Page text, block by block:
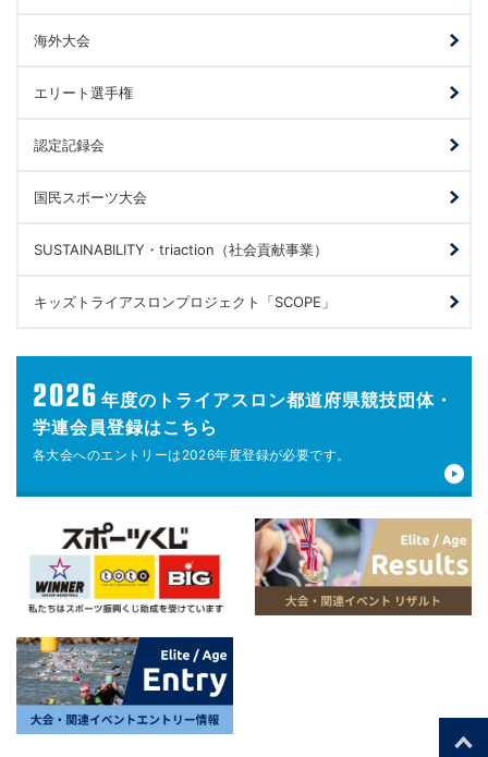
海外大会
エリート選手権
認定記録会
国民スポーツ大会
SUSTAINABILITY・triaction（社会貢献事業）
キッズトライアスロンプロジェクト「SCOPE」
2026 年度の トライアスロン都道府県競技団体・
学連会員登録はこちら
各大会へのエントリーは 2026年度登録が必要です。